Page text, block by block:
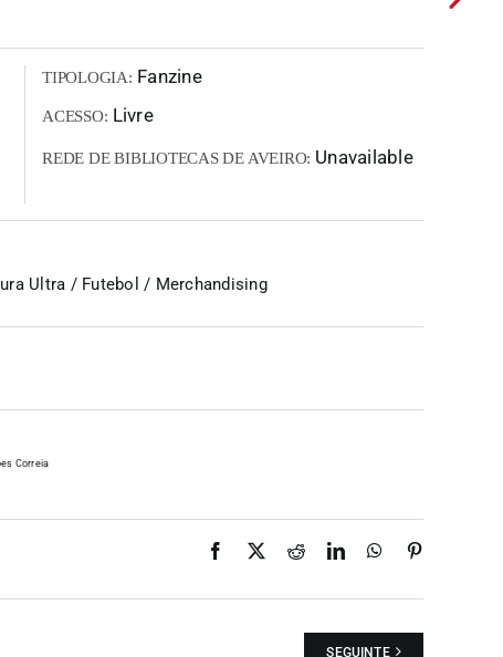
TIPOLOGIA: Fanzine
ACESSO: Livre
REDE DE BIBLIOTECAS DE AVEIRO: Unavailable
Ultra / Futebol / Merchandising
Correia
Facebook
X RedditLinkedInWhatsApp
SEGUINTE